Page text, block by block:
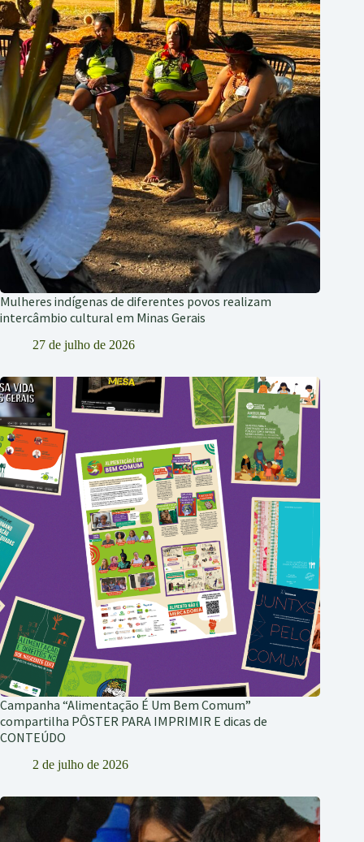
Mulheres indígenas de diferentes povos realizam
intercâmbio cultural em Minas Gerais
27 de julho de 2026
Campanha “Alimentação É Um Bem Comum”
compartilha PÔSTER PARA IMPRIMIR E dicas de
CONTEÚDO
2 de julho de 2026